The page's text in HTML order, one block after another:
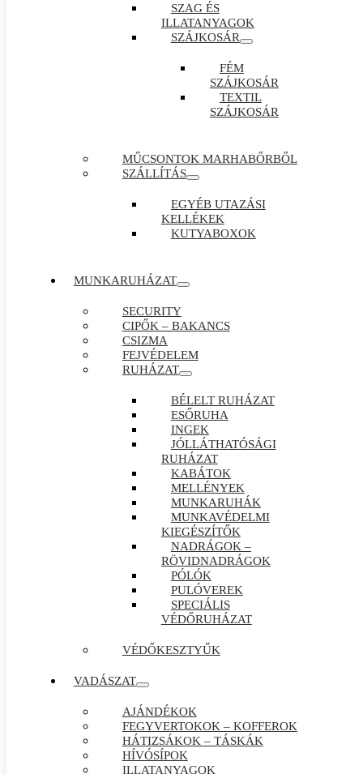
SZAG ÉS
ILLATANYAGOK
SZÁJKOSÁR
FÉM
SZÁJKOSÁR
TEXTIL
SZÁJKOSÁR
MŰCSONTOK MARHABŐRBŐL
SZÁLLÍTÁS
EGYÉB UTAZÁSI
KELLÉKEK
KUTYABOXOK
MUNKARUHÁZAT
SECURITY
CIPŐK – BAKANCS
CSIZMA
FEJVÉDELEM
RUHÁZAT
BÉLELT RUHÁZAT
ESŐRUHA
INGEK
JÓLLÁTHATÓSÁGI
RUHÁZAT
KABÁTOK
MELLÉNYEK
MUNKARUHÁK
MUNKAVÉDELMI
KIEGÉSZÍTŐK
NADRÁGOK –
RÖVIDNADRÁGOK
PÓLÓK
PULÓVEREK
SPECIÁLIS
VÉDŐRUHÁZAT
VÉDŐKESZTYŰK
VADÁSZAT
AJÁNDÉKOK
FEGYVERTOKOK – KOFFEROK
HÁTIZSÁKOK – TÁSKÁK
HÍVÓSÍPOK
ILLATANYAGOK